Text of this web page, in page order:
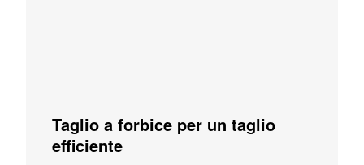
Taglio a forbice per un taglio
efficiente